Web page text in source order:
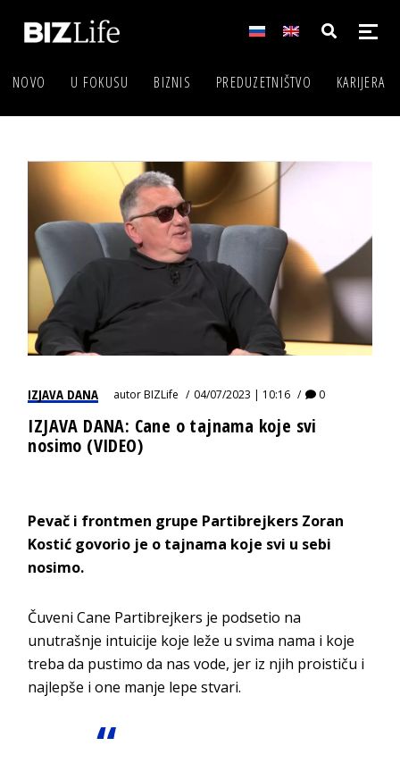
NOVO U FOKUSU BIZNIS PREDUZETNIŠTVO KARIJERA
IZJAVA DANA autorBIZLife 04/07/2023 | 10:16 0
IZJAVA DANA: Cane o tajnama koje svi
nosimo (VIDEO)
Pevač i frontmen grupe Partibrejkers Zoran
Kostić govorio je o tajnama koje svi u sebi
nosimo.
Čuveni Cane Partibrejkers je podsetio na
unutrašnje intuicije koje leže u svima nama i koje
treba da pustimo da nas vode, jer iz njih proističu i
najlepše i one manje lepe stvari.